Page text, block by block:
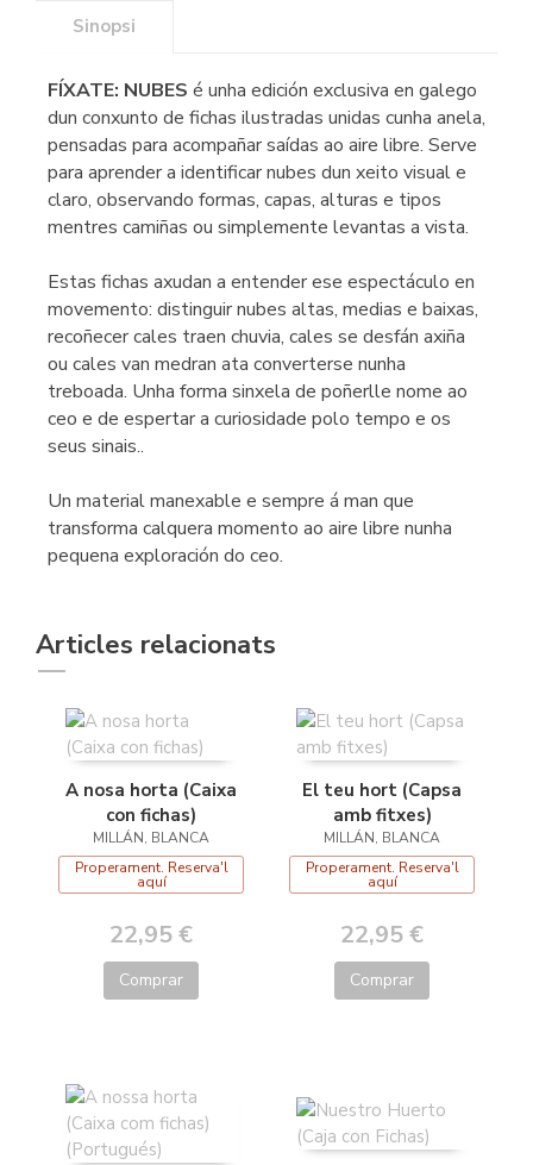
Sinopsi
FÍXATE: NUBES é unha edición exclusiva en galego
dun conxunto de fichas ilustradas unidas cunha anela,
pensadas para acompañar saídas ao aire libre. Serve
para aprender a identificar nubes dun xeito visual e
claro, observando formas, capas, alturas e tipos
mentres camiñas ou simplemente levantas a vista.
Estas fichas axudan a entender ese espectáculo en
movemento: distinguir nubes altas, medias e baixas,
recoñecer cales traen chuvia, cales se desfán axiña
ou cales van medran ata converterse nunha
treboada. Unha forma sinxela de poñerlle nome ao
ceo e de espertar a curiosidade polo tempo e os
seus sinais..
Un material manexable e sempre á man que
transforma calquera momento ao aire libre nunha
pequena exploración do ceo.
Articles relacionats
A nosa horta (Caixa
con fichas)
MILLÁN, BLANCA
Properament. Reserva'l
aquí
22,95 €
Comprar
El teu hort (Capsa
amb fitxes)
MILLÁN, BLANCA
Properament. Reserva'l
aquí
22,95 €
Comprar